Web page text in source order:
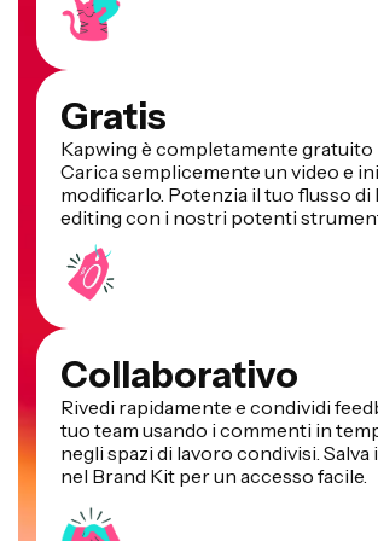
Gratis
Kapwing è completamente gratuito
Carica semplicemente un video e
modificarlo. Potenzia il tuo flusso di
editing con i nostri potenti
Collaborativo
Rivedi rapidamente e condividi
tuo team usando i commenti in
negli spazi di lavoro condivisi. Salva
nel Brand Kit per un accesso facile.